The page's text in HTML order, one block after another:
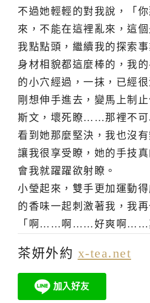
不過她輕輕的對我說，「
來，不能在這裡亂來，這個
我點點頭，繼續我的探索
身材相貌都這麼棒的，我
的小穴經過，一抹，已經很
剛想伸手進去，變馬上制
斯文，壞死瞭……那裡不可
看到她那麼堅決，我也沒
讓我很享受瞭，她的手技
會我就躍躍欲射瞭。
小瑩起來，雙手更加運動
的香味一起刺激著我，我再
「啊……啊……好爽啊……
茶妍外約 x-tea.net